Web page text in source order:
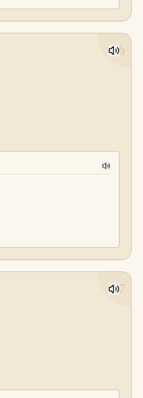
26
27